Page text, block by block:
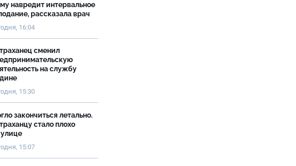
навредит интервальное
рассказала врач
16:04
сменил
на службу
15:30
закончиться летально.
стало плохо
15:07